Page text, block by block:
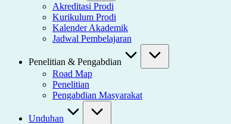
Akreditasi Prodi
Kurikulum Prodi
Kalender Akademik
Jadwal Pembelajaran
Penelitian & Pengabdian
Road Map
Penelitian
Pengabdian Masyarakat
Unduhan